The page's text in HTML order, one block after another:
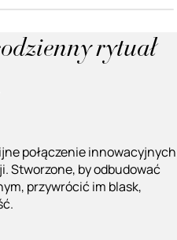
rytuał
połączenie innowacyjnych
Stworzone, by odbudować
przywrócić im blask,